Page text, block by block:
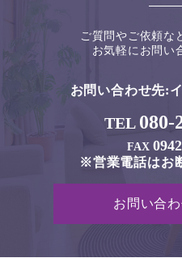
ご質問やご依頼な
お気軽にお問い
お問い合わせ先:
TEL 080-
FAX
※営業電話はお
お問い合